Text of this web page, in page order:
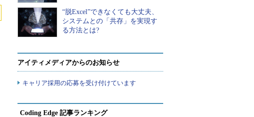
“脱Excel”できなくても大丈夫、
システムとの「共存」を実現す
る方法とは?
アイティメディアからのお知らせ
キャリア採用の応募を受け付けています
Coding Edge 記事ランキング